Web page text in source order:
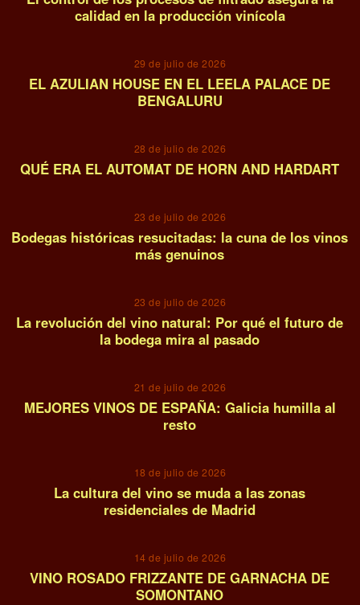
calidad en la producción vinícola
29 de julio de 2026
EL AZULIAN HOUSE EN EL LEELA PALACE DE
BENGALURU
28 de julio de 2026
QUÉ ERA EL AUTOMAT DE HORN AND HARDART
06
23 de julio de 2026
Bodegas históricas resucitadas: la cuna de los vinos
más genuinos
23 de julio de 2026
La revolución del vino natural: Por qué el futuro de
la bodega mira al pasado
21 de julio de 2026
MEJORES VINOS DE ESPAÑA: Galicia humilla al
resto
18 de julio de 2026
La cultura del vino se muda a las zonas
residenciales de Madrid
14 de julio de 2026
VINO ROSADO FRIZZANTE DE GARNACHA DE
SOMONTANO